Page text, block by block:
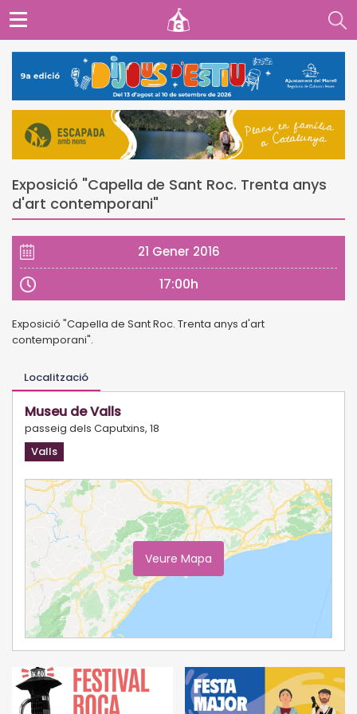
Exposició "Capella de Sant Roc. Trenta anys
d'art contemporani"
21 Gener 2016
17:00h
Exposició "Capella de Sant Roc. Trenta anys d'art
contemporani".
Localització
Museu de Valls
passeig dels Caputxins, 18
Valls
Veure Mapa